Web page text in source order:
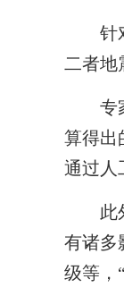
针对
二者地
专家
算得出
通过人
此外
有诸多
级等，